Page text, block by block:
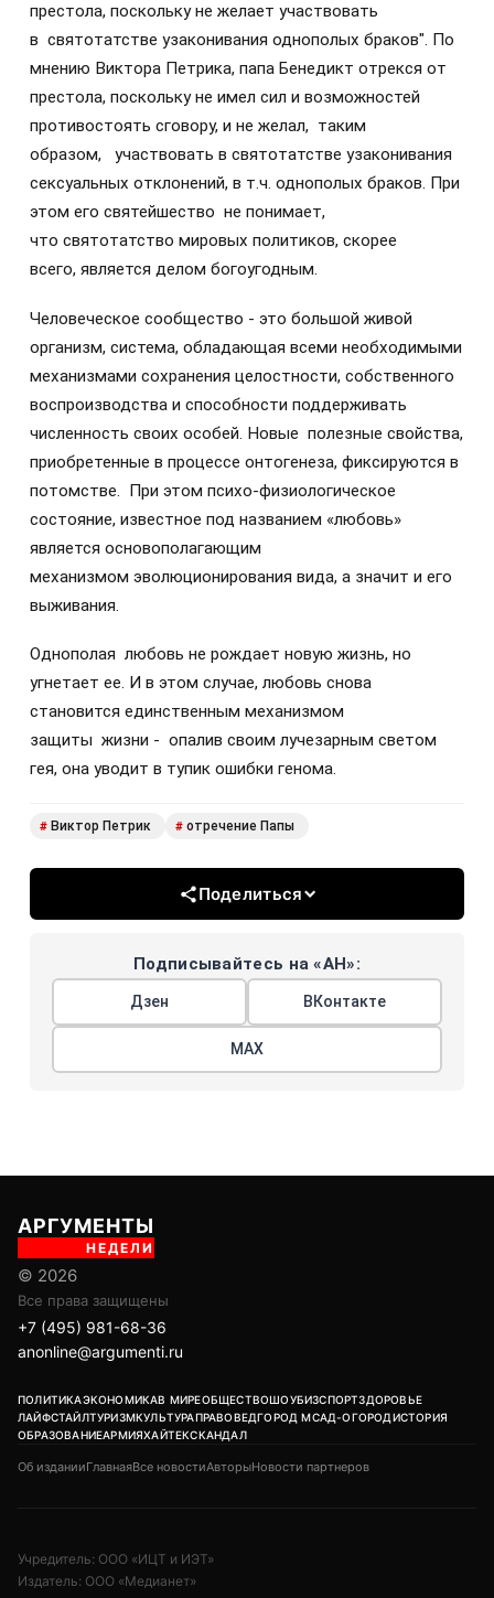
престола, поскольку не желает участвовать
в святотатстве узаконивания однополых браков". По
мнению Виктора Петрика, папа Бенедикт отрекся от
престола, поскольку не имел сил и возможностей
противостоять сговору, и не желал, таким
образом, участвовать в святотатстве узаконивания
сексуальных отклонений, в т.ч. однополых браков. При
этом его святейшество не понимает,
что святотатство мировых политиков, скорее
всего, является делом богоугодным.
Человеческое сообщество - это большой живой
организм, система, обладающая всеми необходимыми
механизмами сохранения целостности, собственного
воспроизводства и способности поддерживать
численность своих особей. Новые полезные свойства,
приобретенные в процессе онтогенеза, фиксируются в
потомстве. При этом психо-физиологическое
состояние, известное под названием «любовь»
является основополагающим
механизмом эволюционирования вида, а значит и его
выживания.
Однополая любовь не рождает новую жизнь, но
угнетает ее. И в этом случае, любовь снова
становится единственным механизмом
защиты жизни - опалив своим лучезарным светом
гея, она уводит в тупик ошибки генома.
# Виктор Петрик # отречение Папы
Поделиться
Подписывайтесь на «АН»:
Дзен ВКонтакте
МАХ
АРГУМЕНТЫ
НЕДЕЛИ
© 2026
Все права защищены
+7 (495) 981-68-36
anonline@argumenti.ru
ПОЛИТИКАЭКОНОМИКАВ МИРЕОБЩЕСТВОШОУБИЗСПОРТЗДОРОВЬЕ
ЛАЙФСТАЙЛТУРИЗМКУЛЬТУРАПРАВОВЕДГОРОД МСАД-ОГОРОДИСТОРИЯ
ОБРАЗОВАНИЕАРМИЯХАЙТЕКСКАНДАЛ
Об изданииГлавнаяВсе новостиАвторыНовости партнеров
Учредитель: ООО «ИЦТ и ИЭТ»
Издатель: ООО «Медианет»